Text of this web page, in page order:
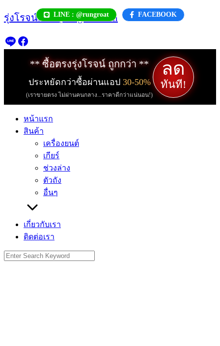
Skip
to
LINE : @rungroat FACEBOOK
รุ่งโรจน์.com | rungroat.com
** ซื้อตรงรุ่งโรจน์ ถูกกว่า **
ประหยัดกว่าซื้อผ่านแอป 30-50%
(เราขายตรง ไม่ผ่านคนกลาง...ราคาดีกว่าแน่นอน!)
ลด
ทันที!
หน้าแรก
สินค้า
เครื่องยนต์
เกียร์
ช่วงล่าง
ตัวถัง
อื่นๆ
เกี่ยวกับเรา
ติดต่อเรา
Search
for: